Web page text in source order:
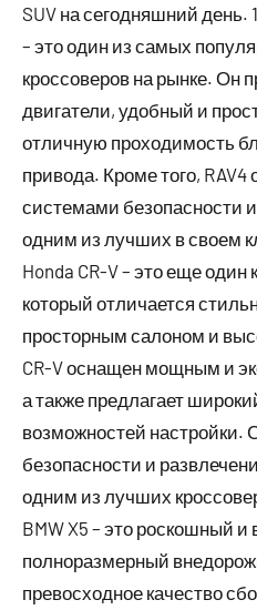
SUV на сегодняшний день.
– это один из самых
кроссоверов на рынке. Он
двигатели, удобный и
отличную проходимость
привода. Кроме того,
системами безопасности
одним из лучших в своем
Honda CR-V – это еще один
который отличается
просторным салоном и
CR-V оснащен мощным и
а также предлагает
возможностей настройки.
безопасности и
одним из лучших
BMW X5 – это роскошный
полноразмерный
превосходное качество